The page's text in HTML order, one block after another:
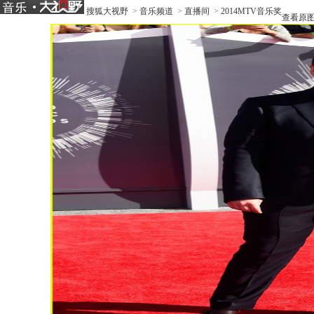
搜狐大视野 > 音乐频道 > 直播间 > 2014MTV音乐奖
查看原